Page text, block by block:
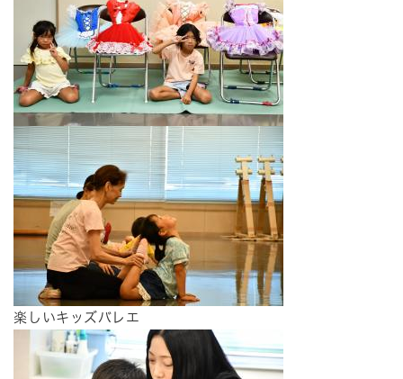
楽しいキッズバレエ